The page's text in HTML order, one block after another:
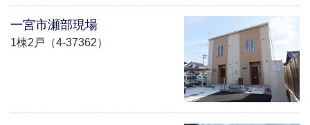
一宮市瀬部現場
1棟2戸（4-37362）